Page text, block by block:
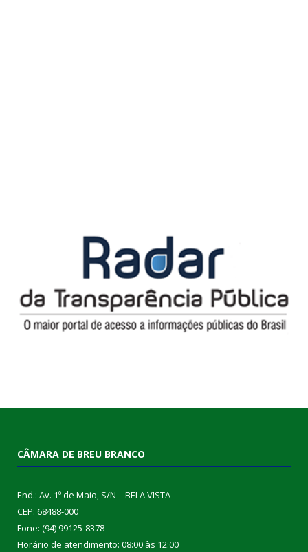
CÂMARA DE BREU BRANCO
End.: Av. 1º de Maio, S/N – BELA VISTA
CEP: 68488-000
Fone: (94) 99125-8378
Horário de atendimento: 08:00 às 12:00